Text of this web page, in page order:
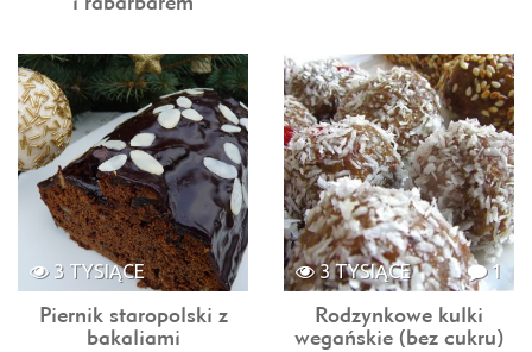
3 TYSIĄCE
Piernik staropolski z
bakaliami
1
3 TYSIĄCE
Rodzynkowe kulki
wegańskie (bez cukru)